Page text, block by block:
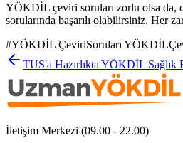
YÖKDİL çeviri soruları zorlu olsa da,
sorularında başarılı olabilirsiniz. Her
#YÖKDİL ÇeviriSoruları
TUS'a Hazırlıkta YÖKDİL Sağlık
İletişim Merkezi (09.00 - 22.00)